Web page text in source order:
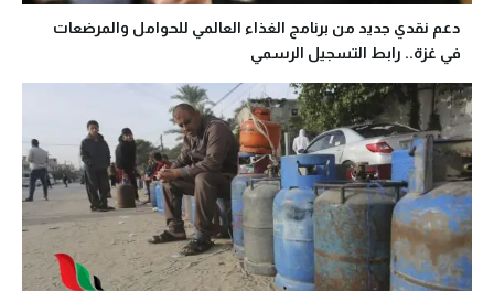
دعم نقدي جديد من برنامج الغذاء العالمي للحوامل والمرضعات
في غزة.. رابط التسجيل الرسمي